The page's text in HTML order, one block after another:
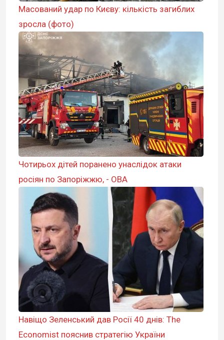
Масований удар по Києву: кількість загиблих
зросла (фото)
Чотирьох дітей поранено унаслідок атаки
росіян по Запоріжжю, - ОВА
Навіщо Зеленський дав Росії 40 днів: The
Economist пояснив стратегію України